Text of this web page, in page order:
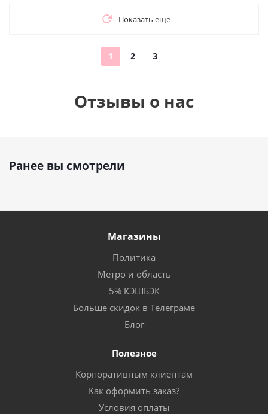
Показать еще
1 2 3
Отзывы о нас
Ранее вы смотрели
Магазины
Политика
Метро и область
5% КЭШБЭК
Больше скидок в Телеграме
Блог
Полезное
Корпоративным клиентам
Как оформить заказ?
Условия оплаты